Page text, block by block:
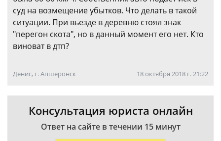
суд на возмещение убытков. Что делать в такой
ситуации. При вьезде в деревню стоял знак
"перегон скота", но в данный момент его нет. Кто
виноват в дтп?
Денис, г. Апшеронск 18 октября 2018 г. 21:22
Консультация юриста онлайн
Ответ на сайте в течении 15 минут